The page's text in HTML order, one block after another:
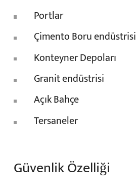
Portlar
Çimento Boru endüstrisi
Konteyner Depoları
Granit endüstrisi
Açık Bahçe
Tersaneler
Güvenlik Özelliği